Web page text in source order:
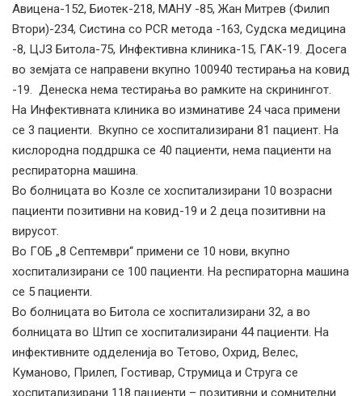
Авицена-152, Биотек-218, МАНУ -85, Жан Митрев (Филип
Втори)-234, Систина со PCR метода -163, Судска медицина
-8, ЦЈЗ Битола-75, Инфективна клиника-15, ГАК-19. Досега
во земјата се направени вкупно 100940 тестирања на ковид
-19. Денеска нема тестирања во рамките на скринингот.
На Инфективната клиника во изминативе 24 часа примени
се 3 пациенти. Вкупно се хоспитализирани 81 пациент. На
кислородна поддршка се 40 пациенти, нема пациенти на
респираторна машина.
Во болницата во Козле се хоспитализирани 10 возрасни
пациенти позитивни на ковид-19 и 2 деца позитивни на
вирусот.
Во ГОБ „8 Септември“ примени се 10 нови, вкупно
хоспитализирани се 100 пациенти. На респираторна машина
се 5 пациенти.
Во болницата во Битола се хоспитализирани 32, а во
болницата во Штип се хоспитализирани 44 пациенти. На
инфективните одделенија во Тетово, Охрид, Велес,
Куманово, Прилеп, Гостивар, Струмица и Струга се
хоспитализирани 118 пациенти – позитивни и сомнителни